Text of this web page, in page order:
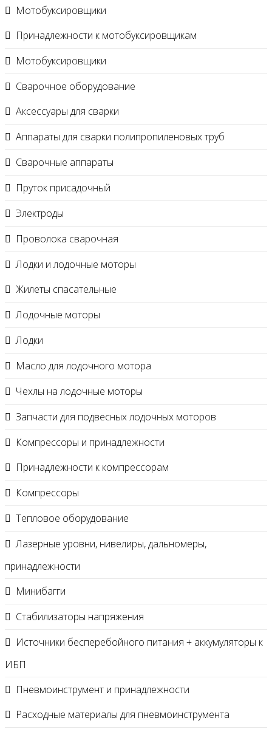
Мотобуксировщики
Принадлежности к мотобуксировщикам
Мотобуксировщики
Сварочное оборудование
Аксессуары для сварки
Аппараты для сварки полипропиленовых труб
Сварочные аппараты
Пруток присадочный
Электроды
Проволока сварочная
Лодки и лодочные моторы
Жилеты спасательные
Лодочные моторы
Лодки
Масло для лодочного мотора
Чехлы на лодочные моторы
Запчасти для подвесных лодочных моторов
Компрессоры и принадлежности
Принадлежности к компрессорам
Компрессоры
Тепловое оборудование
Лазерные уровни, нивелиры, дальномеры,
принадлежности
Минибагги
Стабилизаторы напряжения
Источники бесперебойного питания + аккумуляторы к
ИБП
Пневмоинструмент и принадлежности
Расходные материалы для пневмоинструмента